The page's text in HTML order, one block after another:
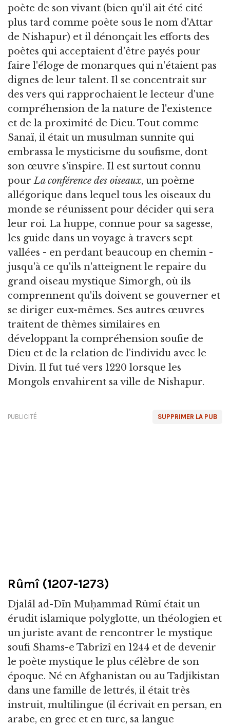
poète de son vivant (bien qu'il ait été cité
plus tard comme poète sous le nom d'Attar
de Nishapur) et il dénonçait les efforts des
poètes qui acceptaient d'être payés pour
faire l'éloge de monarques qui n'étaient pas
dignes de leur talent. Il se concentrait sur
des vers qui rapprochaient le lecteur d'une
compréhension de la nature de l'existence
et de la proximité de Dieu. Tout comme
Sanaï, il était un musulman sunnite qui
embrassa le mysticisme du soufisme, dont
son œuvre s'inspire. Il est surtout connu
pourLa conférence des oiseaux, un poème
allégorique dans lequel tous les oiseaux du
monde se réunissent pour décider qui sera
leur roi. La huppe, connue pour sa sagesse,
les guide dans un voyage à travers sept
vallées - en perdant beaucoup en chemin -
jusqu'à ce qu'ils n'atteignent le repaire du
grand oiseau mystique Simorgh, où ils
comprennent qu'ils doivent se gouverner et
se diriger eux-mêmes. Ses autres œuvres
traitent de thèmes similaires en
développant la compréhension soufie de
Dieu et de la relation de l'individu avec le
Divin. Il fut tué vers 1220 lorsque les
Mongols envahirent sa ville de Nishapur.
SUPPRIMER LA PUB
PUBLICITÉ
Rûmî (1207-1273)
Djalāl ad-Dīn Muḥammad Rûmî était un
érudit islamique polyglotte, un théologien et
un juriste avant de rencontrer le mystique
soufi Shams-e Tabrîzî en 1244 et de devenir
le poète mystique le plus célèbre de son
époque. Né en Afghanistan ou au Tadjikistan
dans une famille de lettrés, il était très
instruit, multilingue (il écrivait en persan, en
arabe, en grec et en turc, sa langue